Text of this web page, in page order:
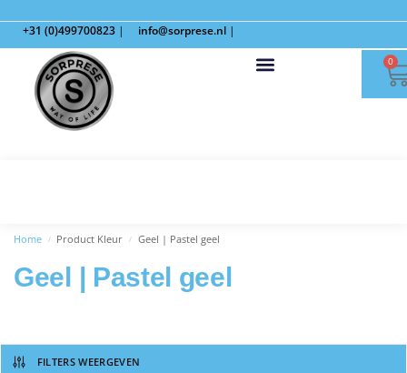
+31 (0)499700823 | info@sorprese.nl |
0
Home / Product Kleur / Geel | Pastel geel
Geel | Pastel geel
FILTERS WEERGEVEN